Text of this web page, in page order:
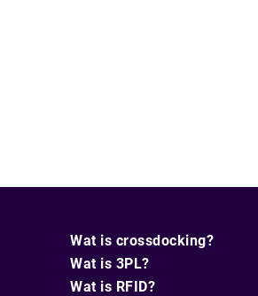
Wat is crossdocking?
Wat is 3PL?
Wat is RFID?